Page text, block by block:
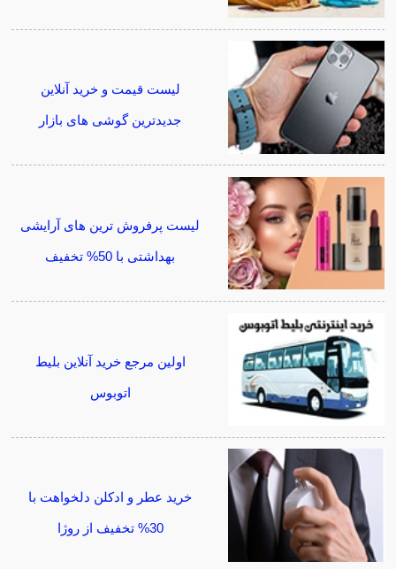
لیست قیمت و خرید آنلاین
جدیدترین گوشی های بازار
لیست پرفروش ترین های آرایشی
بهداشتی با 50% تخفیف
اولین مرجع خرید آنلاین بلیط
اتوبوس
خرید عطر و ادکلن دلخواهت با
30% تخفیف از روژا